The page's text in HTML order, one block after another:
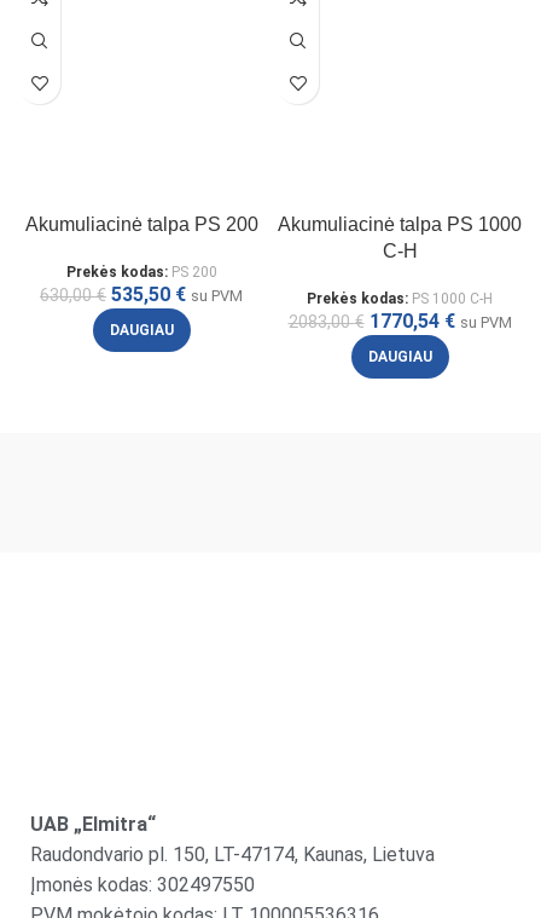
Akumuliacinė talpa PS 200
Prekės kodas: PS 200
630,00€ 535,50 € su PVM
DAUGIAU
Akumuliacinė talpa PS 1000
C-H
Prekės kodas: PS 1000 C-H
2083,00€ 1770,54 € su PVM
DAUGIAU
UAB „Elmitra“
Raudondvario pl. 150, LT-47174, Kaunas, Lietuva
Įmonės kodas: 302497550